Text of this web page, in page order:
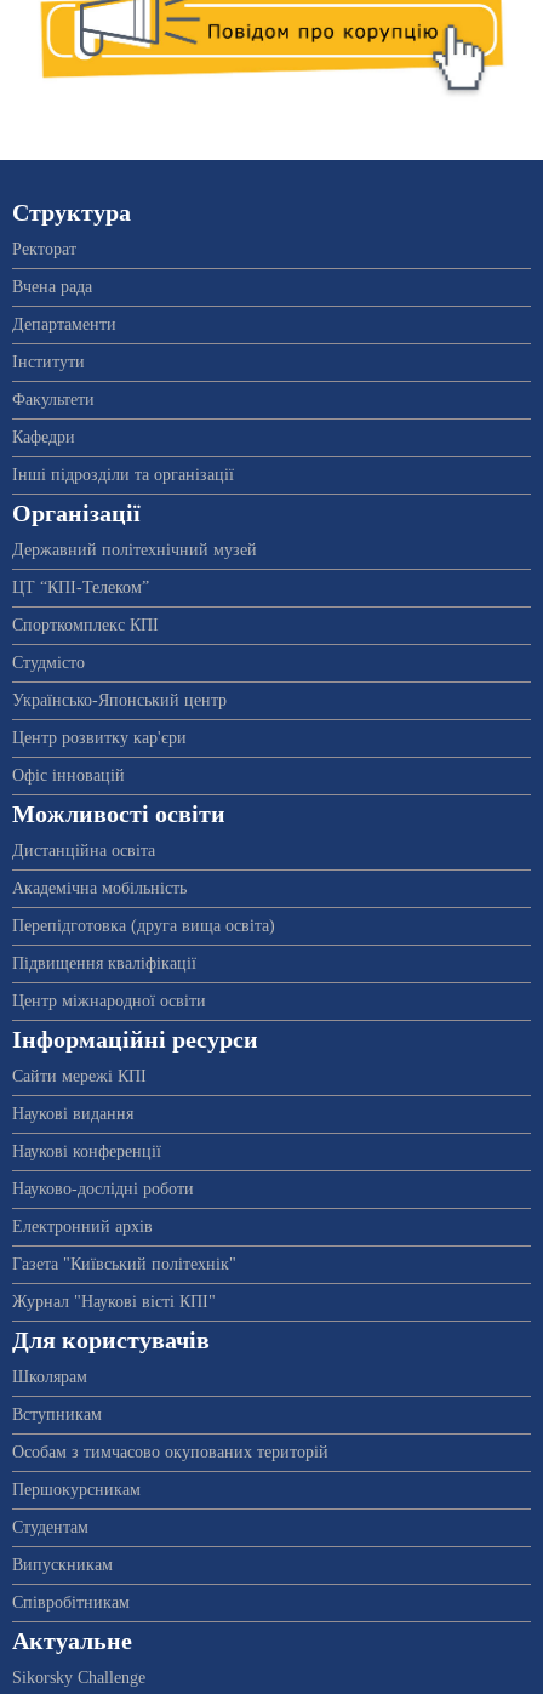
Структура
Ректорат
Вчена рада
Департаменти
Інститути
Факультети
Кафедри
Інші підрозділи та організації
Організації
Державний політехнічний музей
ЦТ “КПІ-Телеком”
Спорткомплекс КПІ
Студмісто
Українсько-Японський центр
Центр розвитку кар'єри
Офіс інновацій
Можливості освіти
Дистанційна освіта
Академічна мобільність
Перепідготовка (друга вища освіта)
Підвищення кваліфікації
Центр міжнародної освіти
Інформаційні ресурси
Сайти мережі КПІ
Наукові видання
Наукові конференції
Науково-дослідні роботи
Електронний архів
Газета "Київський політехнік"
Журнал "Наукові вісті КПІ"
Для користувачів
Школярам
Вступникам
Особам з тимчасово окупованих територій
Першокурсникам
Студентам
Випускникам
Співробітникам
Актуальне
Sikorsky Challenge